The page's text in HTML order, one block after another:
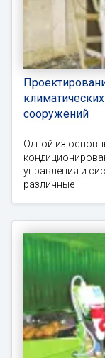
сооружений
Одной из
управления и
различные